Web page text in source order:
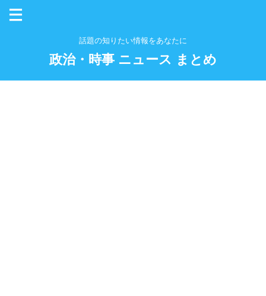
話題の知りたい情報をあなたに
政治・時事 ニュース まとめ